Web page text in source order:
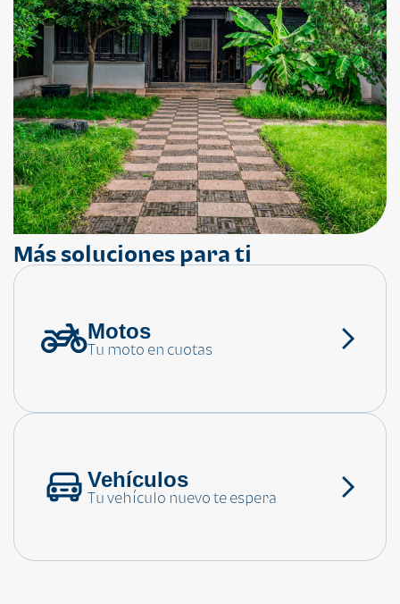
¿Necesitas ayuda?
Más soluciones para ti
Motos
Tu moto en cuotas
Vehículos
Tu vehículo nuevo te espera